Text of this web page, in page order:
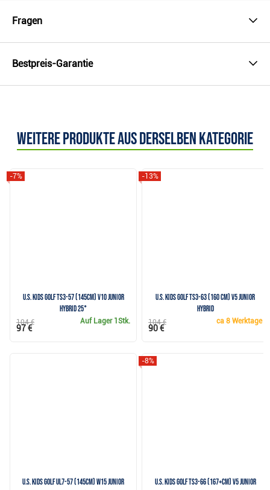
Fragen
Bestpreis-Garantie
Weitere Produkte aus derselben Kategorie
U.S. Kids Golf TS3-57 (145cm) v10 Junior
Hybrid 25°
-7%
Auf Lager 1Stk.
104 €
97 €
U.S. Kids Golf TS3-63 (160 cm) v5 Junior
Hybrid
-13%
ca8 Werktage
104 €
90 €
U.S. Kids Golf UL7-57 (145cm) W15 Junior
U.S. Kids Golf TS3-66 (167+cm) V5 Junior
-8%